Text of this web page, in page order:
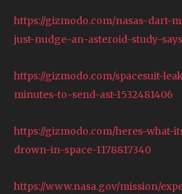
https://gizmodo.com/nasas-dart-
just-nudge-an-asteroid-study-
https://gizmodo.com/spacesuit-
minutes-to-send-ast-1532481406
https://gizmodo.com/heres-what-
drown-in-space-1178817340
https://www.nasa.gov/mission/